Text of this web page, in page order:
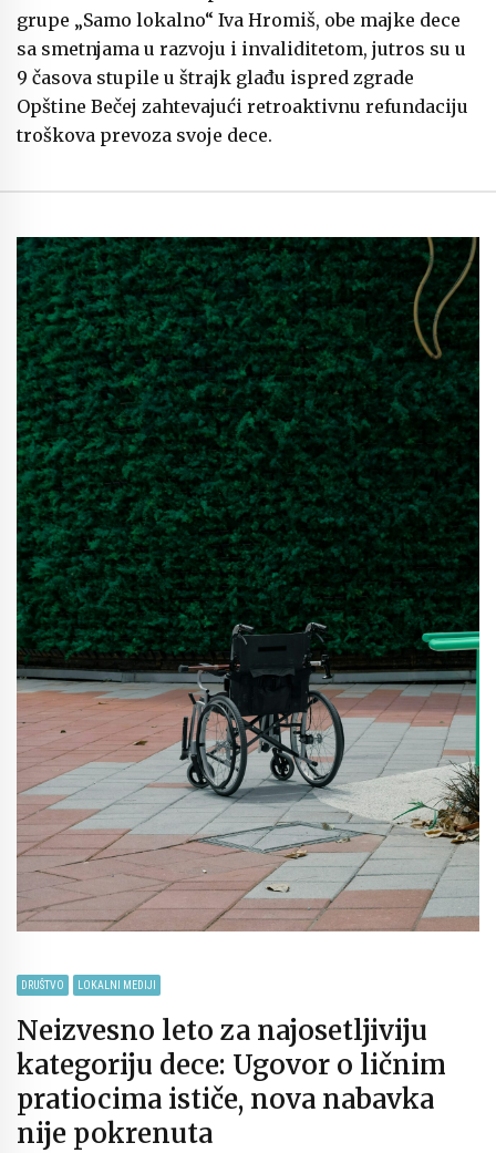
grupe „Samo lokalno“ Iva Hromiš, obe majke dece
sa smetnjama u razvoju i invaliditetom, jutros su u
9 časova stupile u štrajk glađu ispred zgrade
Opštine Bečej zahtevajući retroaktivnu refundaciju
troškova prevoza svoje dece.
DRUŠTVO LOKALNI MEDIJI
Neizvesno leto za najosetljiviju
kategoriju dece: Ugovor o ličnim
pratiocima ističe, nova nabavka
nije pokrenuta